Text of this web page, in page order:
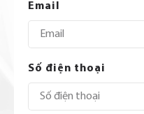
Email
Số điện thoại